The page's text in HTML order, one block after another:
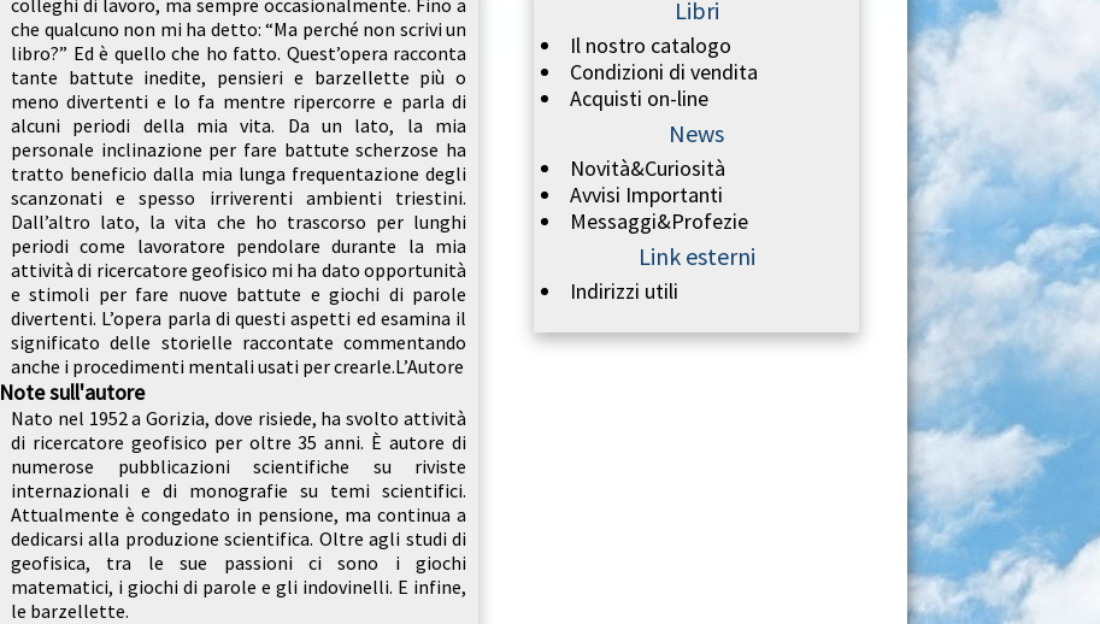
colleghi di lavoro, ma sempre occasionalmente. Fino a
che qualcuno non mi ha detto: “Ma perché non scrivi un
libro?” Ed è quello che ho fatto. Quest’opera racconta
tante battute inedite, pensieri e barzellette più o
meno divertenti e lo fa mentre ripercorre e parla di
alcuni periodi della mia vita. Da un lato, la mia
personale inclinazione per fare battute scherzose ha
tratto beneficio dalla mia lunga frequentazione degli
scanzonati e spesso irriverenti ambienti triestini.
Dall’altro lato, la vita che ho trascorso per lunghi
periodi come lavoratore pendolare durante la mia
attività di ricercatore geofisico mi ha dato opportunità
e stimoli per fare nuove battute e giochi di parole
divertenti. L’opera parla di questi aspetti ed esamina il
significato delle storielle raccontate commentando
anche i procedimenti mentali usati per crearle.L’Autore
Note sull'autore
Nato nel 1952 a Gorizia, dove risiede, ha svolto attività
di ricercatore geofisico per oltre 35 anni. È autore di
numerose pubblicazioni scientifiche su riviste
internazionali e di monografie su temi scientifici.
Attualmente è congedato in pensione, ma continua a
dedicarsi alla produzione scientifica. Oltre agli studi di
geofisica, tra le sue passioni ci sono i giochi
matematici, i giochi di parole e gli indovinelli. E infine,
le barzellette.
Libri
Il nostro catalogo
Condizioni di vendita
Acquisti on-line
News
Novità&Curiosità
Avvisi Importanti
Messaggi&Profezie
Link esterni
Indirizzi utili